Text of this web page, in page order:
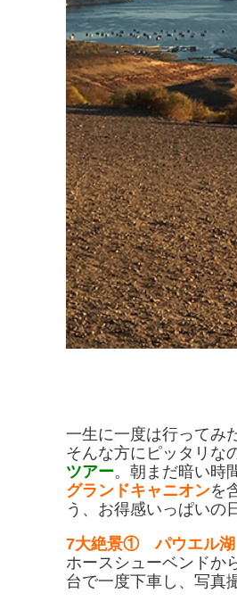
一生に一度は行ってみ
そんな方にピッタリな
ツアー。朝まだ暗い時
グランドキャニオンを
う、お得感いっぱいの
7大絶景① パウエル湖
ホースシューベンドか
台で一度下車し、写真